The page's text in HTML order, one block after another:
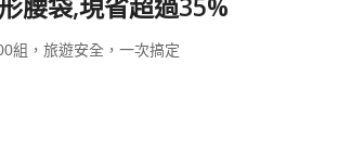
組，旅遊安全，一次搞定